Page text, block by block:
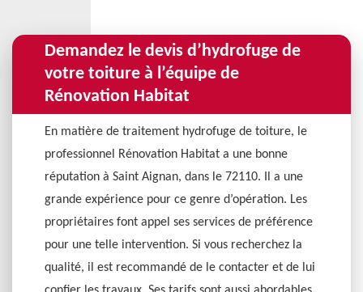
Demandez le devis d’hydrofuge de
votre toiture à l’équipe de
Rénovation Habitat
En matière de traitement hydrofuge de toiture, le
professionnel Rénovation Habitat a une bonne
réputation à Saint Aignan, dans le 72110. Il a une
grande expérience pour ce genre d’opération. Les
propriétaires font appel ses services de préférence
pour une telle intervention. Si vous recherchez la
qualité, il est recommandé de le contacter et de lui